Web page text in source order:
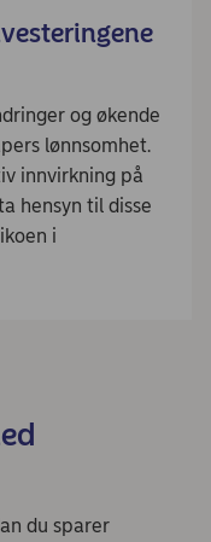
og økende
lønnsomhet.
innvirkning på
hensyn til disse
i
du sparer